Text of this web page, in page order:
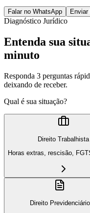
Falar no WhatsApp Enviar
Diagnóstico Jurídico
Entenda sua
minuto
Responda 3 perguntas
deixando de receber.
Qual é sua situação?
Direito Trabalhista
Horas extras, rescisão,
Direito Previdenciário